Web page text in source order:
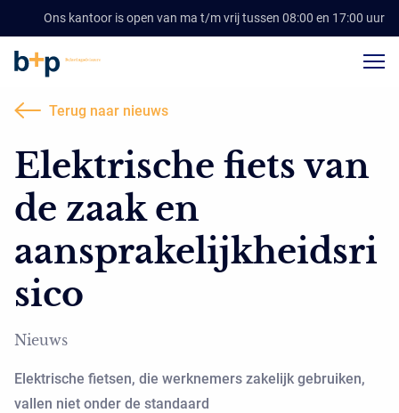
Ons kantoor is open van ma t/m vrij tussen 08:00 en 17:00 uur
Terug naar nieuws
Elektrische fiets van
de zaak en
aansprakelijkheidsri
sico
Nieuws
Elektrische fietsen, die werknemers zakelijk gebruiken,
vallen niet onder de standaard